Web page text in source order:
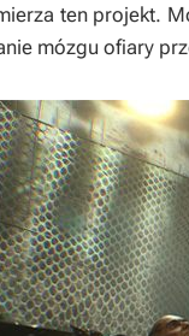
ten projekt.
mózgu ofiary